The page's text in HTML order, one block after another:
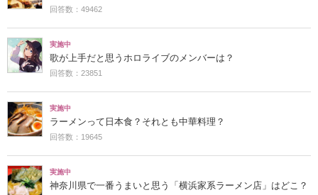
回答数：49462
実施中
歌が上手だと思うホロライブのメンバーは？
回答数：23851
実施中
ラーメンって日本食？それとも中華料理？
回答数：19645
実施中
神奈川県で一番うまいと思う「横浜家系ラーメン店」はどこ？